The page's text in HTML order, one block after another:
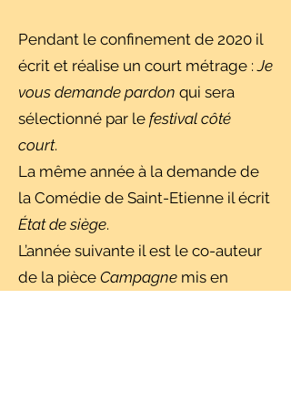
Pendant le confinement de 2020 il
écrit et réalise un court métrage :Je
vous demande pardon qui sera
sélectionné par le festival côté
court.
La même année à la demande de
la Comédie de Saint-Etienne il écrit
État de siège.
L’année suivante il est le co-auteur
de la pièce Campagne mis en